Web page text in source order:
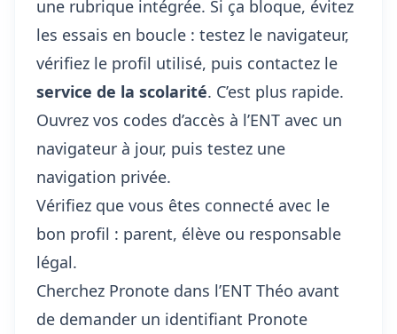
une rubrique intégrée. Si ça bloque, évitez
les essais en boucle : testez le navigateur,
vérifiez le profil utilisé, puis contactez le
service de la scolarité. C’est plus rapide.
Ouvrez vos codes d’accès à l’ENT avec un
navigateur à jour, puis testez une
navigation privée.
Vérifiez que vous êtes connecté avec le
bon profil : parent, élève ou responsable
légal.
Cherchez Pronote dans l’ENT Théo avant
de demander un identifiant Pronote